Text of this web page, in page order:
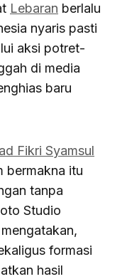
Lebaran berlalu
nyaris pasti
aksi potret-
di media
baru
Fikri Syamsul
bermakna itu
tanpa
Studio
formasi
hasil